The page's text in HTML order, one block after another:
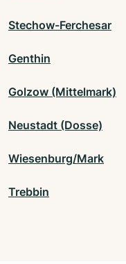
Stechow-Ferchesar
Genthin
Golzow (Mittelmark)
Neustadt (Dosse)
Wiesenburg/Mark
Trebbin